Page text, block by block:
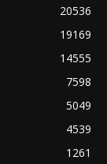
20536
19169
14555
7598
5049
4539
1261